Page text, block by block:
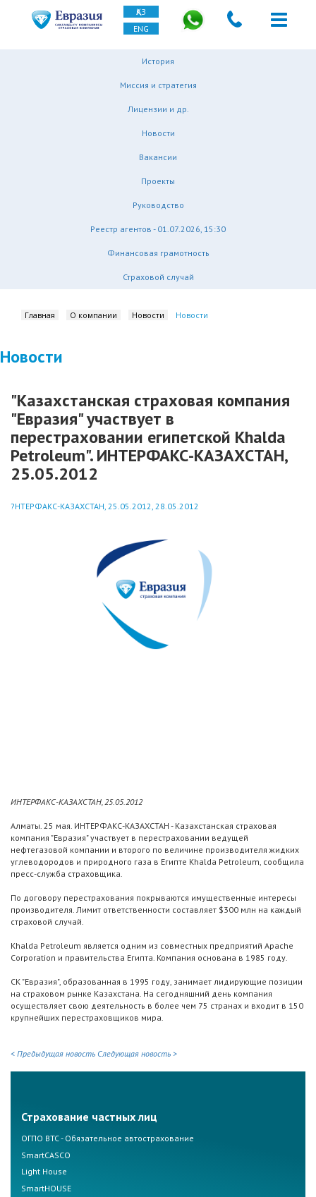
ҚАЗ
ENG
История
Миссия и стратегия
Лицензии и др.
Новости
Вакансии
Проекты
Руководство
Реестр агентов - 01.07.2026, 15:30
Финансовая грамотность
Страховой случай
Главная О компании Новости Новости
Новости
"Казахстанская страховая компания
"Евразия" участвует в
перестраховании египетской Khalda
Petroleum". ИНТЕРФАКС-КАЗАХСТАН,
25.05.2012
?НТЕРФАКС-КАЗАХСТАН, 25.05.2012, 28.05.2012
ИНТЕРФАКС-КАЗАХСТАН, 25.05.2012
Алматы. 25 мая. ИНТЕРФАКС-КАЗАХСТАН - Казахстанская страховая
компания "Евразия" участвует в перестраховании ведущей
нефтегазовой компании и второго по величине производителя жидких
углеводородов и природного газа в Египте Khalda Petroleum, сообщила
пресс-служба страховщика.
По договору перестрахования покрываются имущественные интересы
производителя. Лимит ответственности составляет $300 млн на каждый
страховой случай.
Khalda Petroleum является одним из совместных предприятий Apache
Corporation и правительства Египта. Компания основана в 1985 году.
СК "Евразия", образованная в 1995 году, занимает лидирующие позиции
на страховом рынке Казахстана. На сегодняшний день компания
осуществляет свою деятельность в более чем 75 странах и входит в 150
крупнейших перестраховщиков мира.
< Предыдущая новость Следующая новость >
Страхование частных лиц
ОГПО ВТС - Обязательное автострахование
SmartCASCO
Light House
SmartHOUSE